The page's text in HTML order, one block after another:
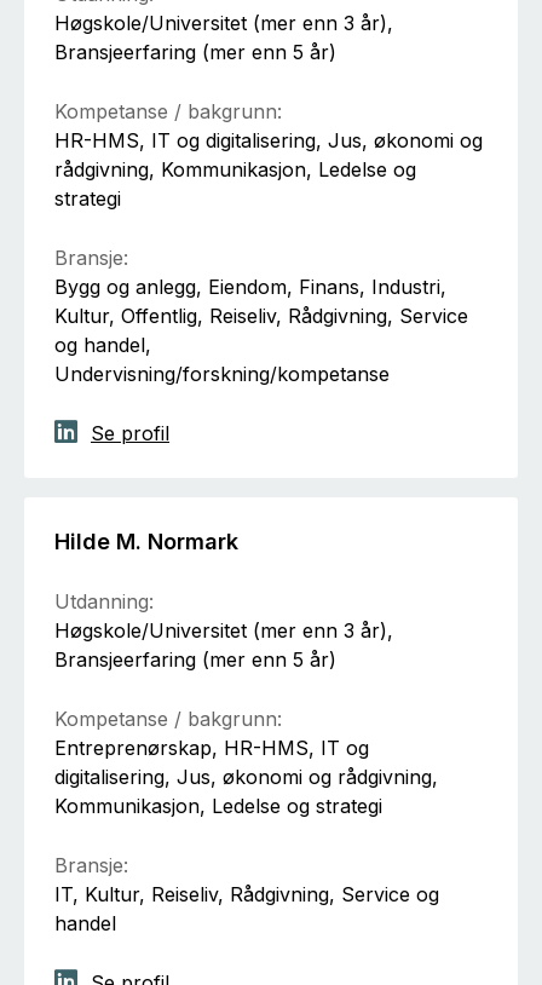
Høgskole/Universitet (mer enn 3 år),
Bransjeerfaring (mer enn 5 år)
Kompetanse / bakgrunn:
HR-HMS, IT og digitalisering, Jus, økonomi og
rådgivning, Kommunikasjon, Ledelse og
strategi
Bransje:
Bygg og anlegg, Eiendom, Finans, Industri,
Kultur, Offentlig, Reiseliv, Rådgivning, Service
og handel,
Undervisning/forskning/kompetanse
Se profil
Hilde M. Normark
Utdanning:
Høgskole/Universitet (mer enn 3 år),
Bransjeerfaring (mer enn 5 år)
Kompetanse / bakgrunn:
Entreprenørskap, HR-HMS, IT og
digitalisering, Jus, økonomi og rådgivning,
Kommunikasjon, Ledelse og strategi
Bransje:
IT, Kultur, Reiseliv, Rådgivning, Service og
handel